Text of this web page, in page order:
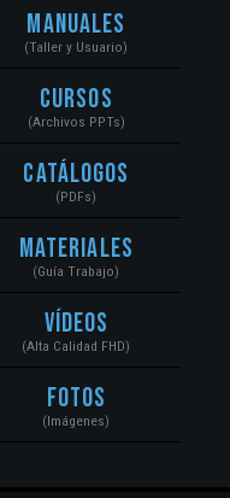
Manuales
(Taller y Usuario)
Cursos
(Archivos PPTs)
Catálogos
(PDFs)
Materiales
(Guía Trabajo)
Vídeos
(Alta Calidad FHD)
Fotos
(Imágenes)